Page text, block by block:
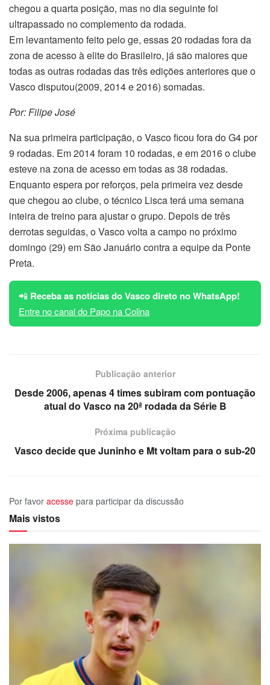
chegou a quarta posição, mas no dia seguinte foi
ultrapassado no complemento da rodada.
Em levantamento feito pelo ge, essas 20 rodadas fora da
zona de acesso à elite do Brasileiro, já são maiores que
todas as outras rodadas das três edições anteriores que o
Vasco disputou(2009, 2014 e 2016) somadas.
Por: Filipe José
Na sua primeira participação, o Vasco ficou fora do G4 por
9 rodadas. Em 2014 foram 10 rodadas, e em 2016 o clube
esteve na zona de acesso em todas as 38 rodadas.
Enquanto espera por reforços, pela primeira vez desde
que chegou ao clube, o técnico Lisca terá uma semana
inteira de treino para ajustar o grupo. Depois de três
derrotas seguidas, o Vasco volta a campo no próximo
domingo (29) em São Januário contra a equipe da Ponte
Preta.
📲 Receba as notícias do Vasco direto no WhatsApp!
Entre no canal do Papo na Colina
Publicação anterior
Desde 2006, apenas 4 times subiram com pontuação
atual do Vasco na 20ª rodada da Série B
Próxima publicação
Vasco decide que Juninho e Mt voltam para o sub-20
Por favor acesse para participar da discussão
Mais vistos